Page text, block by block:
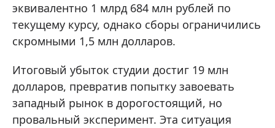
эквивалентно 1 млрд 684 млн рублей по
текущему курсу, однако сборы ограничились
скромными 1,5 млн долларов.
Итоговый убыток студии достиг 19 млн
долларов, превратив попытку завоевать
западный рынок в дорогостоящий, но
провальный эксперимент. Эта ситуация